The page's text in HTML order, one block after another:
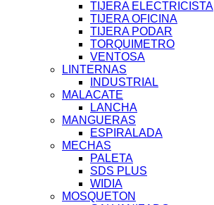
TIJERA ELECTRICISTA
TIJERA OFICINA
TIJERA PODAR
TORQUIMETRO
VENTOSA
LINTERNAS
INDUSTRIAL
MALACATE
LANCHA
MANGUERAS
ESPIRALADA
MECHAS
PALETA
SDS PLUS
WIDIA
MOSQUETON